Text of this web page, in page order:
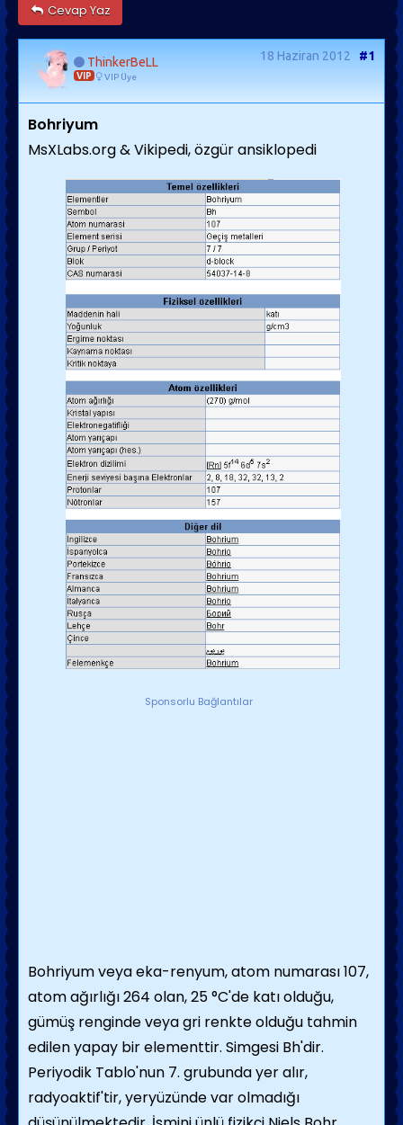
Cevap Yaz
ThinkerBeLL
VIP VIP Üye
18 Haziran 2012 #1
Bohriyum
MsXLabs.org & Vikipedi, özgür ansiklopedi
Sponsorlu Bağlantılar
Bohriyum veya eka-renyum,atom numarası 107,
atom ağırlığı 264 olan, 25 °C'de katı olduğu,
gümüş renginde veya gri renkte olduğu tahmin
edilen yapay bir elementtir. Simgesi Bh'dir.
Periyodik Tablo'nun 7. grubunda yer alır,
radyoaktif'tir, yeryüzünde var olmadığı